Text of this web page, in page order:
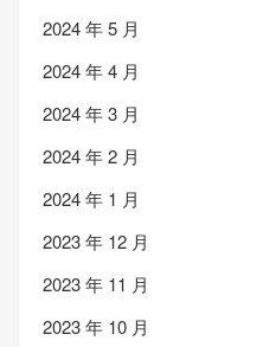
2024 年 5 月
2024 年 4 月
2024 年 3 月
2024 年 2 月
2024 年 1 月
2023 年 12 月
2023 年 11 月
2023 年 10 月